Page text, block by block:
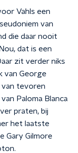
Vahls een
van
die daar nooit
dat is een
zit verder niks
van George
van tevoren
Paloma Blanca
praten, bij
het laatste
Gary Gilmore